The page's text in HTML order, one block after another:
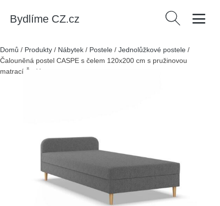
Bydlíme CZ.cz Vyhledávání
Domů / Produkty / Nábytek / Postele / Jednolůžkové postele /
Čalouněná postel CASPE s čelem 120x200 cm s pružinovou
matrací Šedá